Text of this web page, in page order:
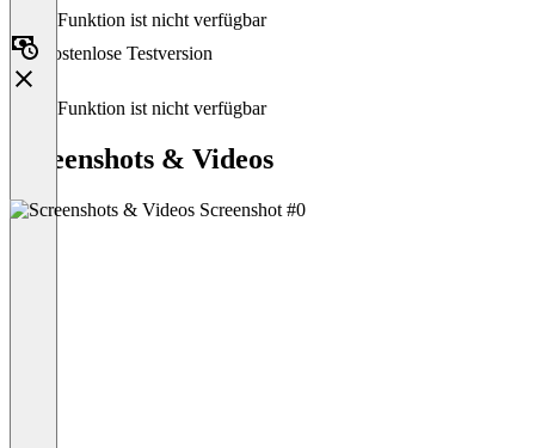
Diese Funktion ist nicht verfügbar
Kostenlose Testversion
Diese Funktion ist nicht verfügbar
Screenshots & Videos